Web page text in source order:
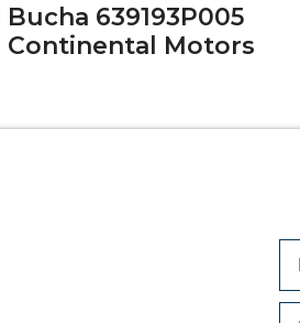
Bucha 639193P005
Continental Motors